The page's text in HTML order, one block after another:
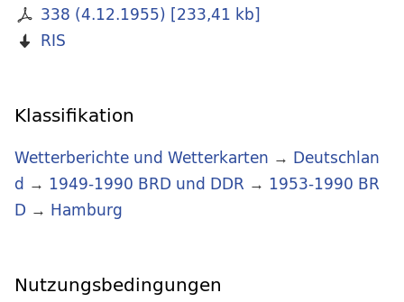
338 (4.12.1955) [233,41 kb]
RIS
Klassifikation
Wetterberichte und Wetterkarten → Deutschlan
d → 1949-1990 BRD und DDR → 1953-1990 BR
D → Hamburg
Nutzungsbedingungen